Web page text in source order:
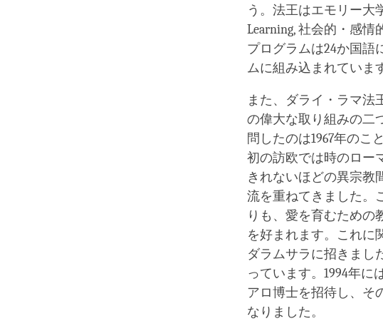
う。法王はエモリー大
Learning, 社会的・感
プログラムは24か国語
ムに組み込まれていま
また、ダライ・ラマ法
の偉大な取り組みの二
問したのは1967年のこ
初の訪欧では時のロー
きれないほどの異宗教
流を重ねてきました。
りも、愛を育むための
を好まれます。これに
ダラムサラに招きまし
っています。1994年に
アロ博士を招待し、そ
なりました。